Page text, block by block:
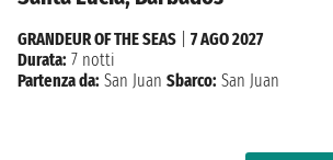
GRANDEUR OF THE SEAS
7 AGO 2027
Durata: 7 notti
Partenza da: San Juan Sbarco: San Juan